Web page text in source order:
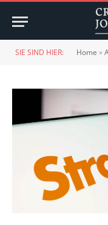
SIE SIND HIER: Home »